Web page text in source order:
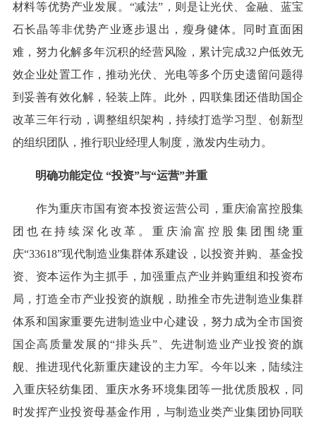
材料等优势产业发展。“减法”，则是让光伏、金融、蓝宝
石长晶等非优势产业逐步退出，瘦身健体。同时直面困
难，努力化解多年沉积的经营风险，累计完成32户低效无
效企业处置工作，推动光伏、光电等多个历史遗留问题得
到妥善有效化解，轻装上阵。此外，四联集团还借助国企
改革三年行动，调整组织架构，持续打造学习型、创新型
的组织团队，推行职业经理人制度，激发内生动力。
明确功能定位 “投资”与“运营”并重
作为重庆市国有资本投资运营公司，重庆渝富控股集
团也在持续深化改革。重庆渝富控股集团围绕重
庆“33618”现代制造业集群体系建设，以投资并购、基金投
资、资本运作为主抓手，加强重点产业并购重组和投资布
局，打造全市产业投资的旗舰，助推全市先进制造业集群
体系和国家重要先进制造业中心建设，努力成为全市国资
国企高质量发展的“排头兵”、先进制造业产业投资的旗
舰、推进现代化新重庆建设的主力军。今年以来，陆续注
入重庆轻纺集团、重庆水务环境集团等一批优质股权，同
时发挥产业投资母基金作用，与制造业类产业集团协同联